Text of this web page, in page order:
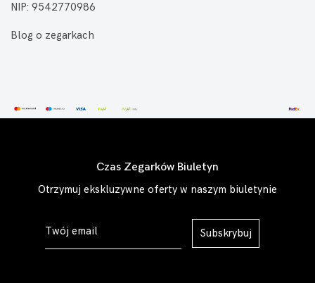
NIP: 9542770986
Blog o zegarkach
Czas Zegarków Biuletyn
Otrzymuj ekskluzywne oferty w naszym biuletynie
Subskrybuj